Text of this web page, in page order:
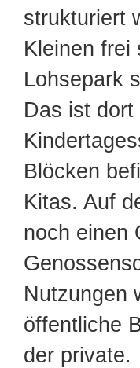
strukturiert
Kleinen frei
Lohsepark
Das ist
Blöcken
Kitas. Auf
noch einen
Nutzungen
öffentliche
der private.